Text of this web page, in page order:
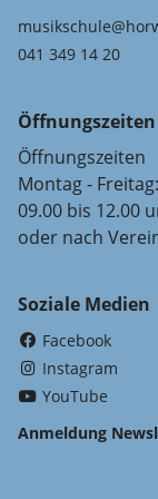
041 349 14 20
Öffnungszeiten
Öffnungszeiten
Montag - Freitag:
09.00 bis 12.00
oder nach
Soziale Medien
Facebook
Instagram
YouTube
Anmeldung